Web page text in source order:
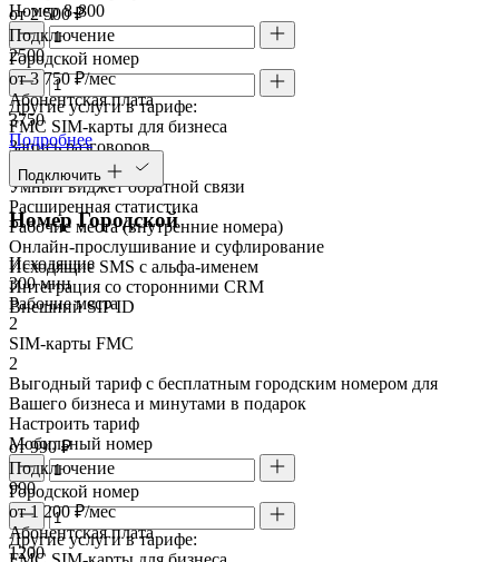
Номер 8-800
Городской номер
Другие услуги в тарифе:
FMC SIM-карты для бизнеса
Запись разговоров
Речевая аналитика
Умный виджет обратной связи
Расширенная статистика
Рабочие места (внутренние номера)
Онлайн-прослушивание и суфлирование
Исходящие SMS с альфа-именем
Интеграция со сторонними CRM
Внешний SIP ID
от 2 500 ₽
Подключение
2500
от 3 750 ₽/мес
Абонентская плата
3750
Подробнее
Подключить
Номер Городской
Исходящие
300 мин
Рабочие места
2
SIM-карты FMC
2
Выгодный тариф с бесплатным городским номером для
Вашего бизнеса и минутами в подарок
Настроить тариф
Мобильный номер
Городской номер
Другие услуги в тарифе:
от 990 ₽
Подключение
990
от 1 200 ₽/мес
Абонентская плата
1200